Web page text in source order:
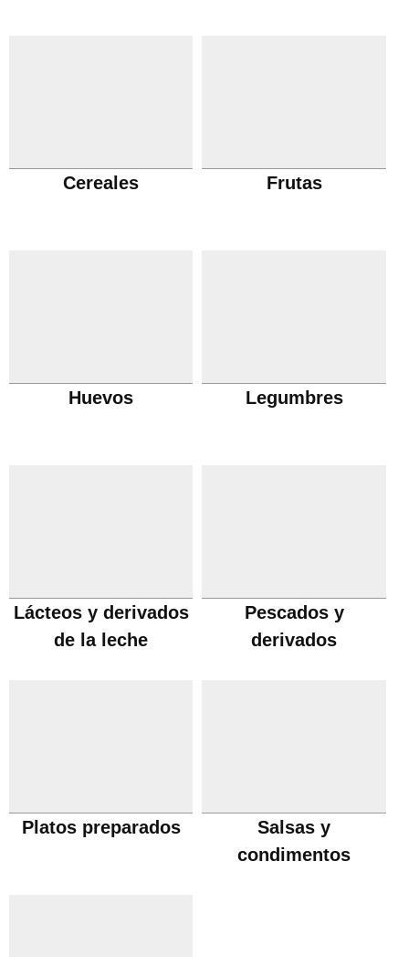
Cereales Frutas
Huevos Legumbres
Lácteos y derivados
de la leche
Pescados y
derivados
Platos preparados
Salsas y
condimentos